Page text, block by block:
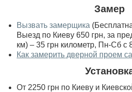
Замер
Вызвать замерщика
Выезд по Киеву 650 грн, за
км) – 35 грн километр, Пн-Сб с
Как замерить дверной проем
От 2250 грн по Киеву и